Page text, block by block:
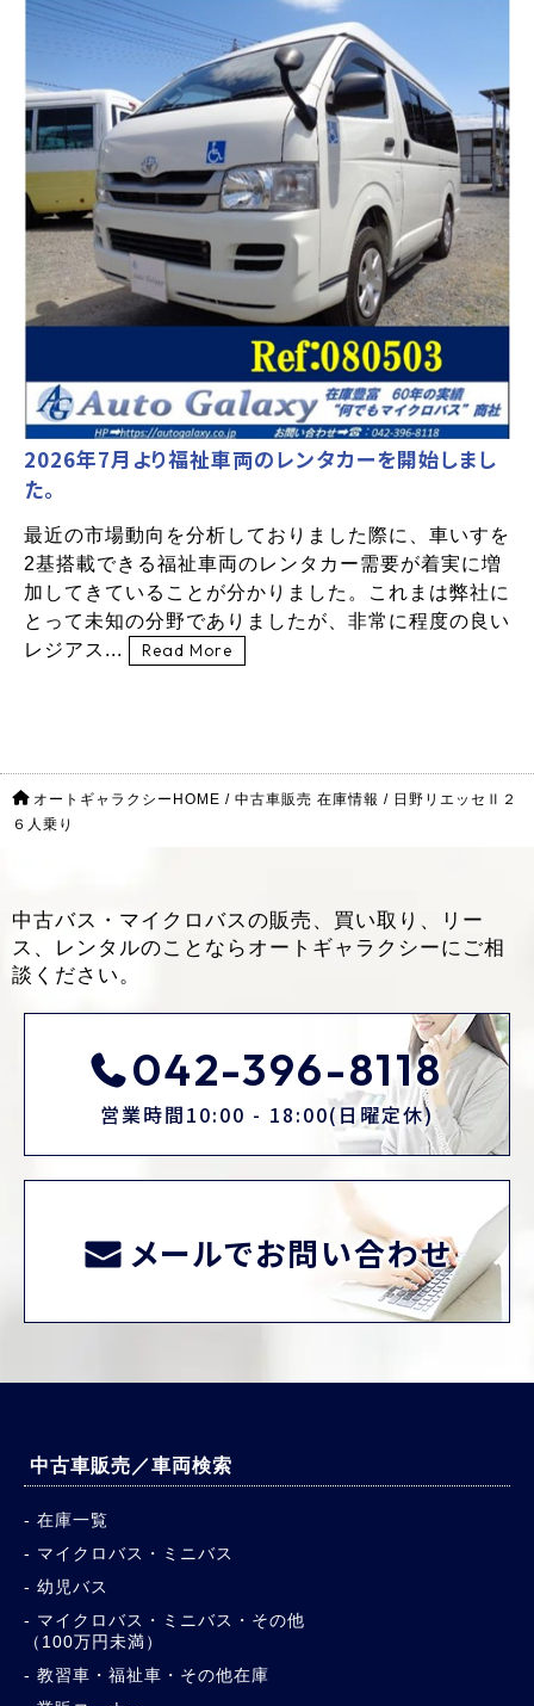
2026年7月より福祉車両のレンタカーを開始しまし
た。
最近の市場動向を分析しておりました際に、車いすを
2基搭載できる福祉車両のレンタカー需要が着実に増
加してきていることが分かりました。これまは弊社に
とって未知の分野でありましたが、非常に程度の良い
レジアス...
Read More
オートギャラクシーHOME / 中古車販売 在庫情報 / 日野リエッセⅡ２
６人乗り
中古バス・マイクロバスの販売、買い取り、リー
ス、レンタルのことなら オートギャラクシーにご相
談ください。
042-396-8118
営業時間10:00 - 18:00(日曜定休)
メールでお問い合わせ
中古車販売／車両検索
在庫一覧
マイクロバス・ミニバス
幼児バス
マイクロバス・ミニバス・その他
（100万円未満）
教習車・福祉車・その他在庫